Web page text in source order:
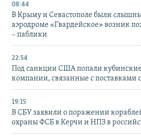
08:44
В Крыму и Севастополе были
аэродроме «Гвардейское» возник
– паблики
22:54
Под санкции США попали
компании, связанные с поставками
19:15
В СБУ заявили о поражении
охраны ФСБ в Керчи и НПЗ в